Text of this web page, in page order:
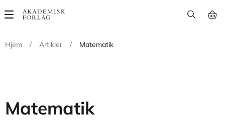
Main
Hjem
/ Artikler / Matematik
Matematik